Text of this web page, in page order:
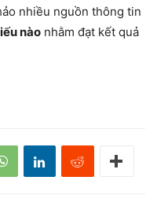
nhiều nguồn thông tin
nào nhằm đạt kết quả